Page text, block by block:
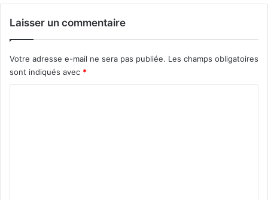
Laisser un commentaire
Votre adresse e-mail ne sera pas publiée. Les champs obligatoires
sont indiqués avec *